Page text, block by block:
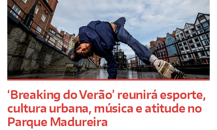
‘Breaking do Verão’ reunirá esporte,
cultura urbana, música e atitude no
Parque Madureira